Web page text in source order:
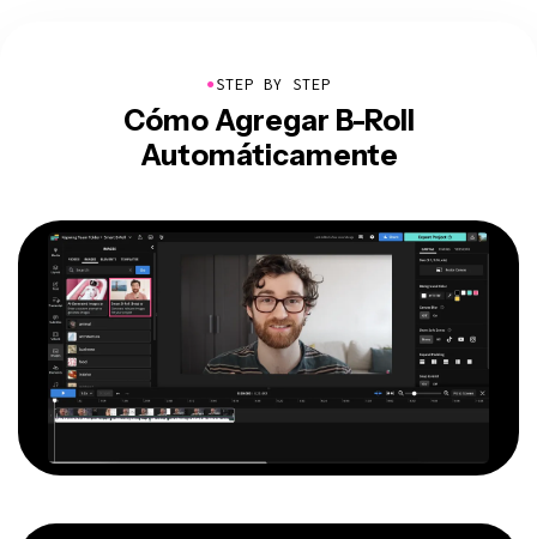
●STEP BY STEP
Cómo Agregar B-Roll
Automáticamente